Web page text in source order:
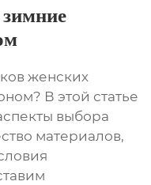
женских
? В этой статье
выбора
материалов,